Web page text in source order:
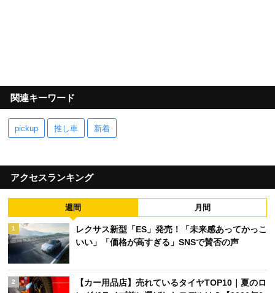
関連キーワード
pickup 推し車 新着
アクセスランキング
週間 月間
1
レクサス新型「ES」発売！「未来感あってかっこ
いい」「価格が高すぎる」SNSで賛否の声
2
【カー用品店】売れているタイヤTOP10｜夏のロ